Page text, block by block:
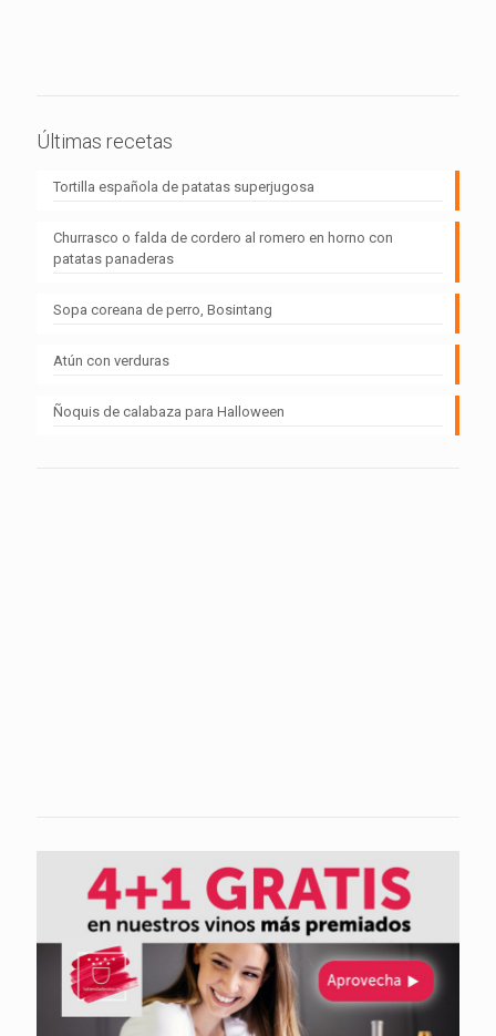
Últimas recetas
Tortilla española de patatas superjugosa
Churrasco o falda de cordero al romero en horno con
patatas panaderas
Sopa coreana de perro, Bosintang
Atún con verduras
Ñoquis de calabaza para Halloween